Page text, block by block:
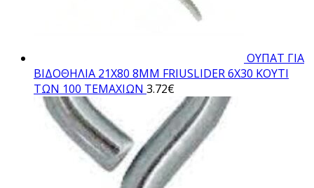
ΟΥΠΑΤ ΓΙΑ
ΒΙΔΟΘΗΛΙΑ 21Χ80 8ΜΜ FRIUSLIDER 6X30 ΚΟΥΤΙ
ΤΩΝ 100 ΤΕΜΑΧΙΩΝ 3.72€